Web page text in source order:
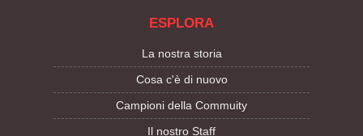
ESPLORA
La nostra storia
Cosa c'è di nuovo
Campioni della Commuity
Il nostro Staff